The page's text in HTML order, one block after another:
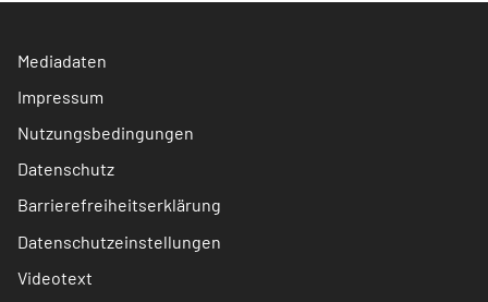
Mediadaten
Impressum
Nutzungsbedingungen
Datenschutz
Barrierefreiheitserklärung
Datenschutzeinstellungen
Videotext